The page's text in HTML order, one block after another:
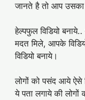
जानते है तो आप उसका
हेल्पफुल विडियो
मदत मिले, आपके
विडियो बनाये।
लोगों को पसंद आये ऐसे
ये पता लगाये की